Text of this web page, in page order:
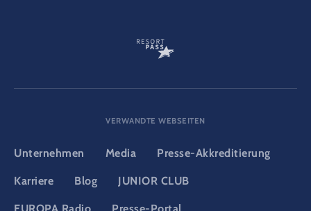
VERWANDTE WEBSEITEN
Unternehmen Media Presse-Akkreditierung
Karriere Blog JUNIOR CLUB